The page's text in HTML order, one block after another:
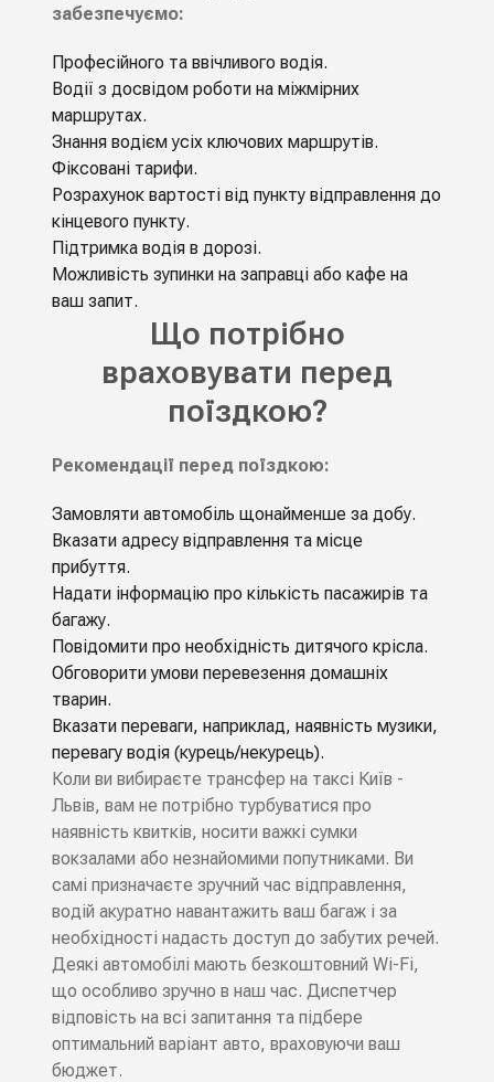
забезпечуємо:
Професійного та ввічливого водія.
Водiї з досвідом роботи на мiжмiрних
маршрутах.
Знання водієм усіх ключових маршрутів.
Фіксовані тарифи.
Розрахунок вартості від пункту відправлення до
кінцевого пункту.
Підтримка водія в дорозі.
Можливість зупинки на заправці або кафе на
ваш запит.
Що потрібно
враховувати перед
поїздкою?
Рекомендації перед поїздкою:
Замовляти автомобіль щонайменше за добу.
Вказати адресу відправлення та місце
прибуття.
Надати інформацію про кількість пасажирів та
багажу.
Повідомити про необхідність дитячого крісла.
Обговорити умови перевезення домашніх
тварин.
Вказати переваги, наприклад, наявність музики,
перевагу водія (курець/некурець).
Коли ви вибираєте трансфер на таксі Київ -
Львів, вам не потрібно турбуватися про
наявність квитків, носити важкі сумки
вокзалами або незнайомими попутниками. Ви
самі призначаєте зручний час відправлення,
водій акуратно навантажить ваш багаж і за
необхідності надасть доступ до забутих речей.
Деякі автомобілі мають безкоштовний Wi-Fi,
що особливо зручно в наш час. Диспетчер
відповість на всі запитання та підбере
оптимальний варіант авто, враховуючи ваш
бюджет.